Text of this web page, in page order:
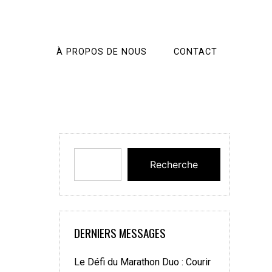
À PROPOS DE NOUS CONTACT
Recherche
DERNIERS MESSAGES
Le Défi du Marathon Duo : Courir